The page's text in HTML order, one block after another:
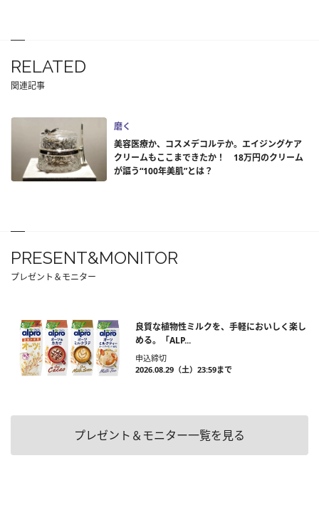
RELATED
関連記事
磨く
美容医療か、コスメデコルテか。エイジングケア
クリームもここまできたか！ 18万円のクリーム
が謳う“100年美肌”とは？
PRESENT&MONITOR
プレゼント＆モニター
良質な植物性ミルクを、手軽においしく楽し
める。「ALP...
申込締切
2026.08.29（土）23:59まで
プレゼント＆モニター一覧を見る